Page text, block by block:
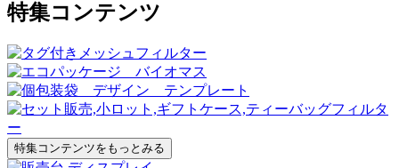
特集コンテンツ
特集コンテンツをもっとみる